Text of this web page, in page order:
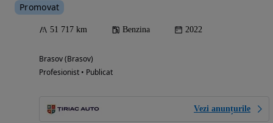
Promovat
51 717 km Benzina 2022
Brasov (Brasov)
Profesionist • Publicat
Vezi anunțurile